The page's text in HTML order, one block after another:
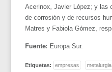
Acerinox, Javier López; y las
de corrosión y de recursos
Matres y Fabiola Gómez,
Fuente: Europa Sur.
Etiquetas: empresas metalurgia